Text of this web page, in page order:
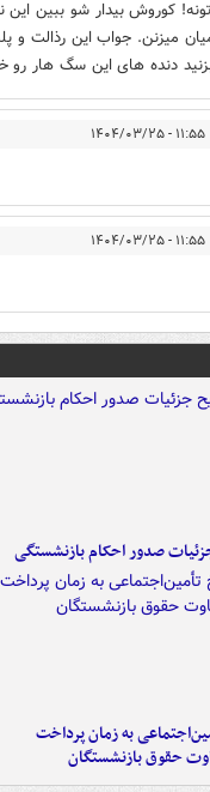
کوروش بیدار شو ببین این
میزنن. جواب این رذالت
دنده های این سگ هار رو
۱۱:۵۵ - ۱۴۰۴/۰۳/۲۵
۱۱:۵۵ - ۱۴۰۴/۰۳/۲۵
صدور احکام بازنشستگی
به زمان پرداخت
حقوق بازنشستگان